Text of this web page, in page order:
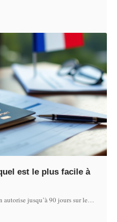
est le plus facile à
autorise jusqu’à 90 jours sur le…